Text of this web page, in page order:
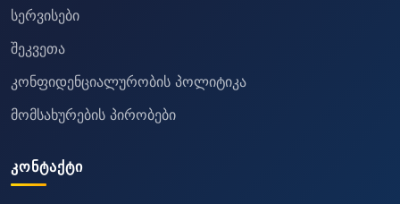
სერვისები
შეკვეთა
კონფიდენციალურობის პოლიტიკა
მომსახურების პირობები
ᲙᲝᲜᲢᲐᲥᲢᲘ